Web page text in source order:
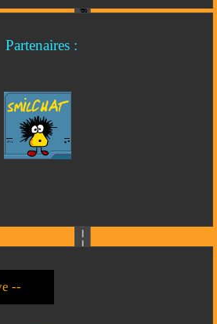
Partenaires :
--